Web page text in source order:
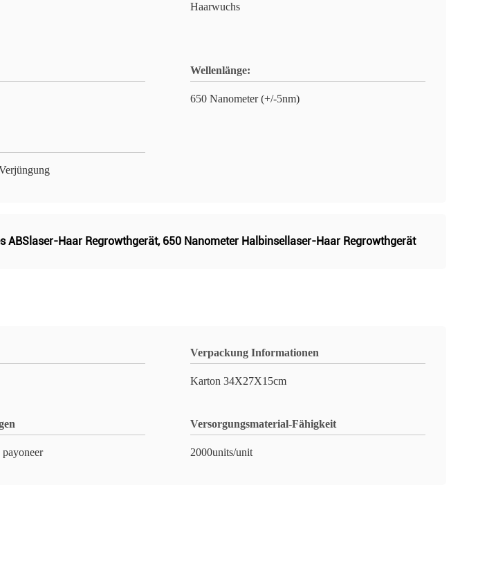
Haarwuchs
Wellenlänge:
650 Nanometer (+/-5nm)
ABSlaser-Haar Regrowthgerät, 650 Nanometer Halbinsellaser-Haar Regrowthgerät
Verpackung Informationen
Karton 34X27X15cm
Versorgungsmaterial-Fähigkeit
2000units/unit